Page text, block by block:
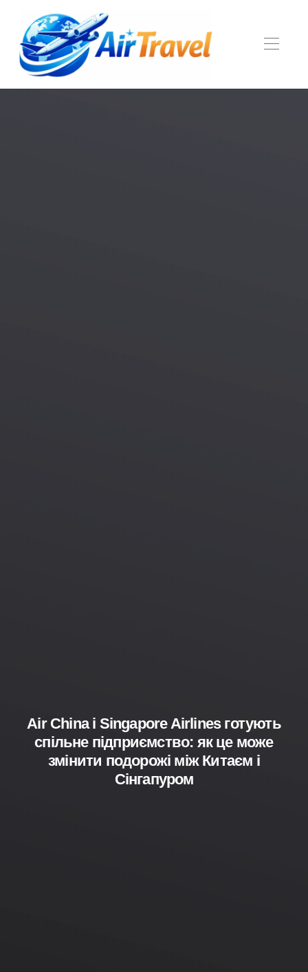
Air China і Singapore Airlines готують
спільне підприємство: як це може
змінити подорожі між Китаєм і
Сінгапуром